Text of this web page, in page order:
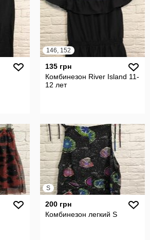
146, 152
135 грн
Комбинезон River Island 11-
12 лет
S
200 грн
Комбинезон легкий S